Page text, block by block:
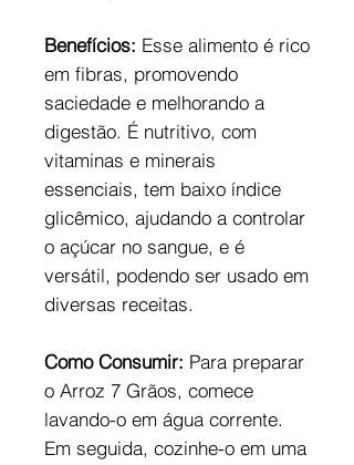
Benefícios: Esse alimento é rico
em fibras, promovendo
saciedade e melhorando a
digestão. É nutritivo, com
vitaminas e minerais
essenciais, tem baixo índice
glicêmico, ajudando a controlar
o açúcar no sangue, e é
versátil, podendo ser usado em
diversas receitas.
Como Consumir: Para preparar
o Arroz 7 Grãos, comece
lavando-o em água corrente.
Em seguida, cozinhe-o em uma